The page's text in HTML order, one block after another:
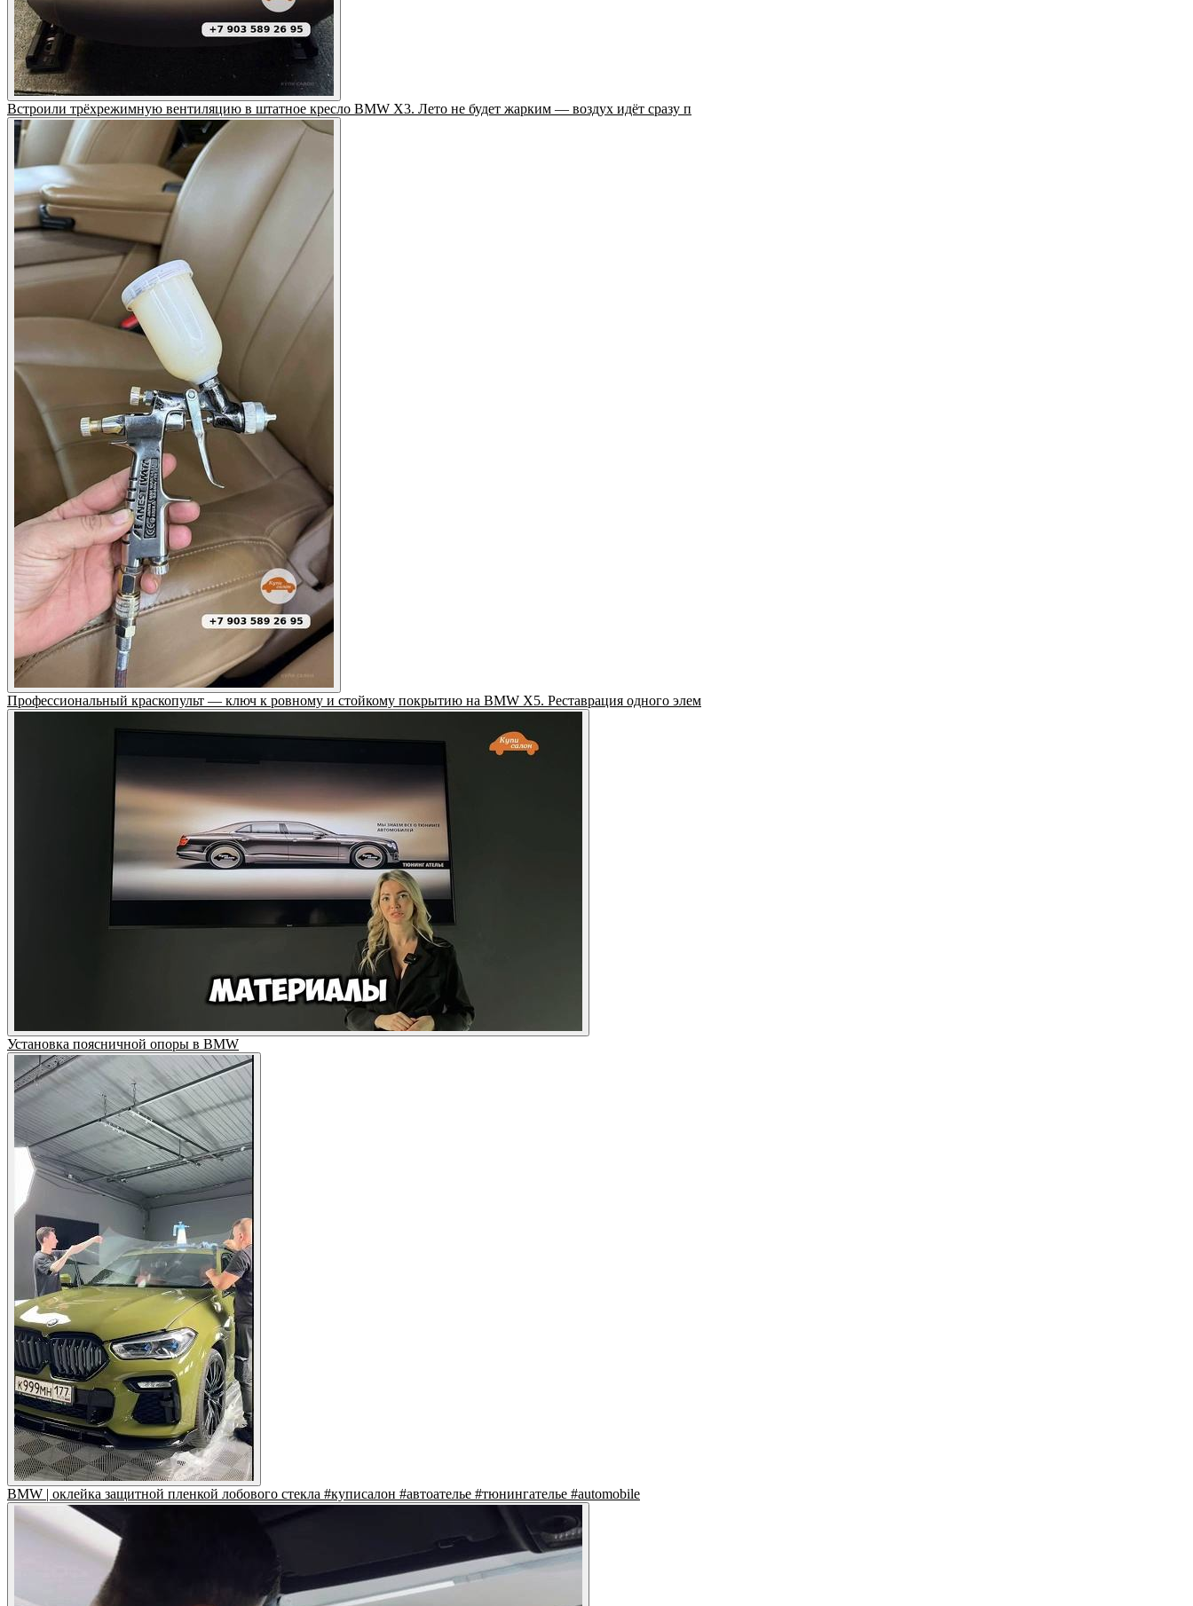
Встроили трёхрежимную вентиляцию в штатное кресло BMW X3. Лето не будет жарким — воздух идёт сразу п
Профессиональный краскопульт — ключ к ровному и стойкому покрытию на BMW X5. Реставрация одного элем
Установка поясничной опоры в BMW
BMW | оклейка защитной пленкой лобового стекла #куписалон #автоателье #тюнингателье #automobile